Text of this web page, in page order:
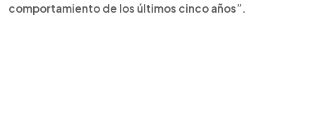
comportamiento de los últimos cinco años”.